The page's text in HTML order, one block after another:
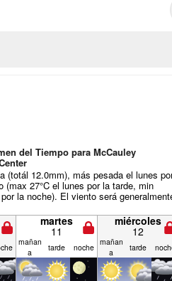
del Tiempo para McCauley
(totál 12.0mm), más pesada el lunes
(max 27°C el lunes por la tarde, min
la noche). El viento será
martes
11
miércoles
12
mañan
a
tarde noche mañan
a
tarde